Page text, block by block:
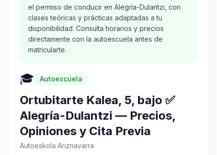
el permiso de conducir en Alegría-Dulantzi, con
clases teóricas y prácticas adaptadas a tu
disponibilidad. Consulta horarios y precios
directamente con la autoescuela antes de
matricularte.
🎓 Autoescuela
Ortubitarte Kalea, 5, bajo ✅
Alegría-Dulantzi — Precios,
Opiniones y Cita Previa
Autoeskola Ariznavarra